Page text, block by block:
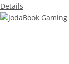
Details